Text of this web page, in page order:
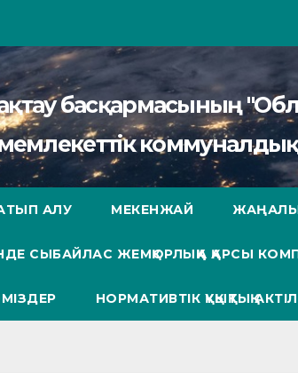
басқармасының
АЛУ МЕКЕНЖАЙ
СЫБАЙЛАС ЖЕМҚОРЛЫҚҚА ҚАРСЫ
НОРМАТИВТІК ҚҰҚЫҚТЫҚ